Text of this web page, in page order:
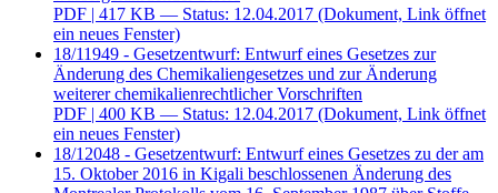
PDF | 417 KB — Status: 12.04.2017 (Dokument, Link öffnet
ein neues Fenster)
18/11949 - Gesetzentwurf: Entwurf eines Gesetzes zur
Änderung des Chemikaliengesetzes und zur Änderung
weiterer chemikalienrechtlicher Vorschriften
PDF | 400 KB — Status: 12.04.2017 (Dokument, Link öffnet
ein neues Fenster)
18/12048 - Gesetzentwurf: Entwurf eines Gesetzes zu der am
15. Oktober 2016 in Kigali beschlossenen Änderung des